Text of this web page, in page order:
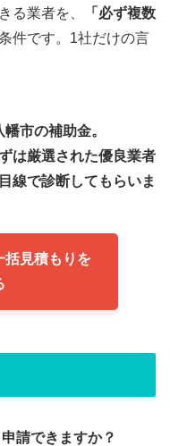
る業者を、
「必ず複数
件です。1社だけの言
市の補助金。
は厳選された優良業者
線で診断してもらいま
括見積もりを
請できますか？